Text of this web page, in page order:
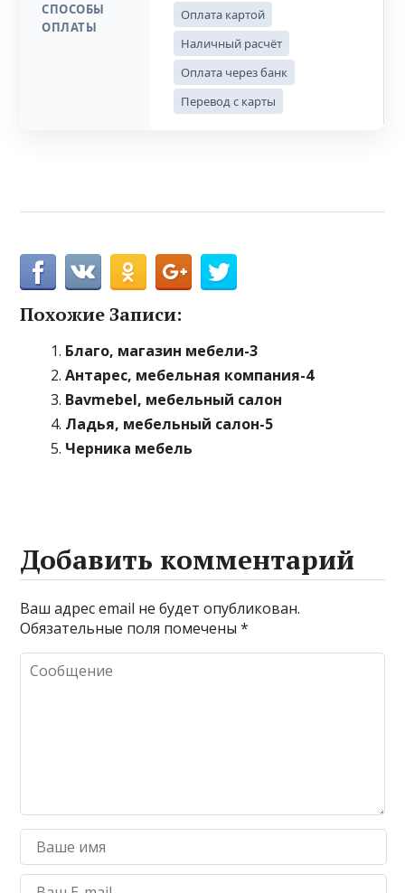
СПОСОБЫ
ОПЛАТЫ
Оплата картой
Наличный расчёт
Оплата через банк
Перевод с карты
Похожие Записи:
Благо, магазин мебели-3
Антарес, мебельная компания-4
Bavmebel, мебельный салон
Ладья, мебельный салон-5
Черника мебель
Добавить комментарий
Ваш адрес email не будет опубликован.
Обязательные поля помечены*